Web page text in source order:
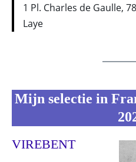
1 Pl. Charles de Gaulle,
Laye
Mijn selectie in
VIREBENT